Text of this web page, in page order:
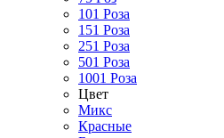
101 Роза
151 Роза
251 Роза
501 Роза
1001 Роза
Цвет
Микс
Красные